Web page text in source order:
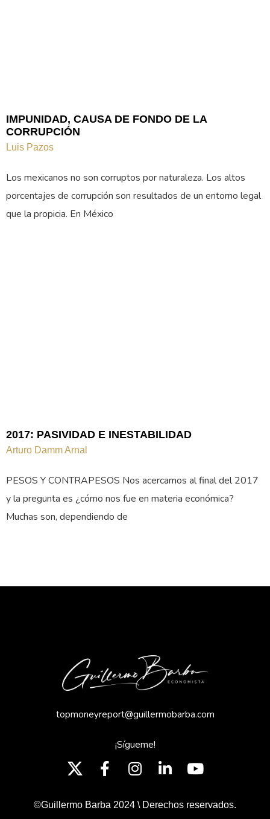
IMPUNIDAD, CAUSA DE FONDO DE LA
CORRUPCIÓN
Luis Pazos
Los mexicanos no son corruptos por naturaleza. Los altos
porcentajes de corrupción son resultados de un entorno legal
que la propicia. En México
2017: PASIVIDAD E INESTABILIDAD
Arturo Damm Arnal
PESOS Y CONTRAPESOS Nos acercamos al final del 2017
y la pregunta es ¿cómo nos fue en materia económica?
Muchas son, dependiendo de
topmoneyreport@guillermobarba.com
¡Sígueme!
©Guillermo Barba 2024 \ Derechos reservados.